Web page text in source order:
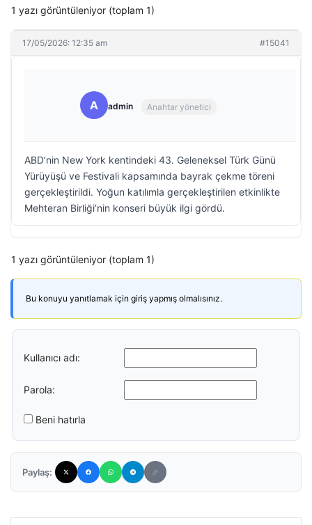
1 yazı görüntüleniyor (toplam 1)
17/05/2026: 12:35 am #15041
A admin Anahtar yönetici
ABD’nin New York kentindeki 43. Geleneksel Türk Günü
Yürüyüşü ve Festivali kapsamında bayrak çekme töreni
gerçekleştirildi. Yoğun katılımla gerçekleştirilen etkinlikte
Mehteran Birliği’nin konseri büyük ilgi gördü.
1 yazı görüntüleniyor (toplam 1)
Bu konuyu yanıtlamak için giriş yapmış olmalısınız.
Kullanıcı adı:
Parola:
Beni hatırla
Paylaş: